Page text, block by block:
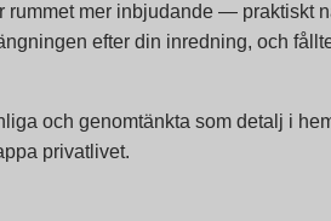
mer inbjudande — praktiskt
efter din inredning, och
och genomtänkta som detalj i
privatlivet.